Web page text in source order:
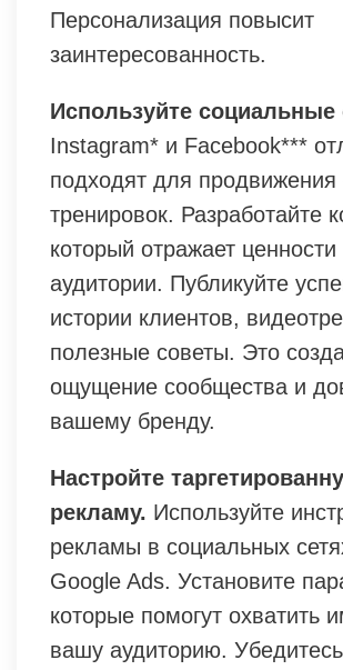
Персонализация повысит
заинтересованность.
Используйте социальные
Instagram* и Facebook***
подходят для продвижения
тренировок. Разработайте
который отражает
аудитории. Публикуйте
истории клиентов,
полезные советы. Это
ощущение сообщества и
вашему бренду.
Настройте
рекламу. Используйте
рекламы в социальных
Google Ads. Установите
которые помогут охватить
вашу аудиторию.